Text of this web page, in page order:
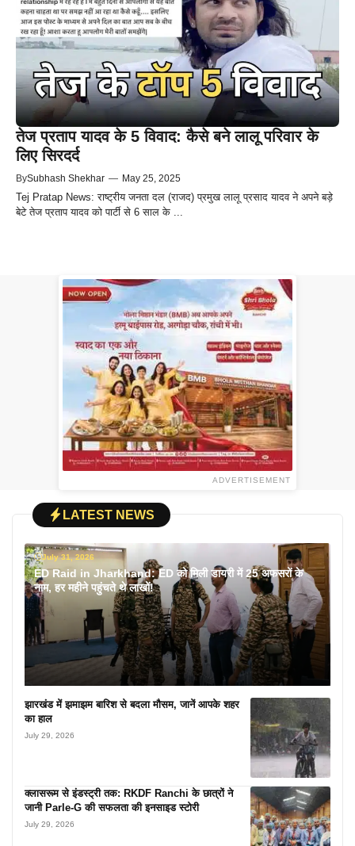
तेज प्रताप यादव के 5 विवाद: कैसे बने लालू परिवार के
लिए सिरदर्द
BySubhash Shekhar — May 25, 2025
Tej Pratap News: राष्ट्रीय जनता दल (राजद) प्रमुख लालू प्रसाद यादव ने अपने बड़े
बेटे तेज प्रताप यादव को पार्टी से 6 साल के ...
ADVERTISEMENT
LATEST NEWS
July 31, 2026
ED Raid in Jharkhand: ED को मिली डायरी में 25 अफसरों के
नाम, हर महीने पहुंचते थे लाखों!
झारखंड में झमाझम बारिश से बदला मौसम, जानें आपके शहर
का हाल
July 29, 2026
क्लासरूम से इंडस्ट्री तक: RKDF Ranchi के छात्रों ने
जानी Parle-G की सफलता की इनसाइड स्टोरी
July 29, 2026